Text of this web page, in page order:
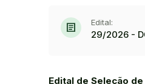
article Edital:
29/2026 -
Edital de Seleção